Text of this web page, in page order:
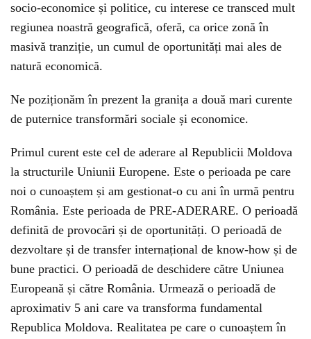
socio-economice și politice, cu interese ce transced mult
regiunea noastră geografică, oferă, ca orice zonă în
masivă tranziție, un cumul de oportunități mai ales de
natură economică.
Ne poziționăm în prezent la granița a două mari curente
de puternice transformări sociale și economice.
Primul curent este cel de aderare al Republicii Moldova
la structurile Uniunii Europene. Este o perioada pe care
noi o cunoaștem și am gestionat-o cu ani în urmă pentru
România. Este perioada de PRE-ADERARE. O perioadă
definită de provocări și de oportunități. O perioadă de
dezvoltare și de transfer internațional de know-how și de
bune practici. O perioadă de deschidere către Uniunea
Europeană și către România. Urmează o perioadă de
aproximativ 5 ani care va transforma fundamental
Republica Moldova. Realitatea pe care o cunoaștem în